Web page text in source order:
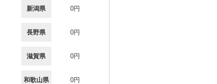
新潟県 0円
長野県 0円
滋賀県 0円
和歌山県 0円